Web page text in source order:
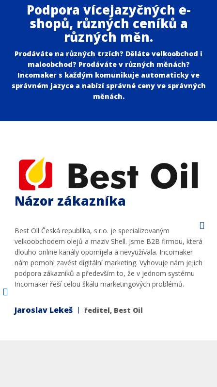
Podpora vícejazyčných e-
shopů, různých ceníků a
různých měn.
Prodáváte na různých trzích? Děláte velkoobchod i
maloobchod? Prodáváte v různých měnách?
Incomaker s každým komunikuje automaticky ve
správném jazyce a nabízí správné ceny ve správných
měnách.
Názor zákazníka
Best Oil Česká republika, s.r.o. je specializovaným
velkoobchodem olejů a maziv Shell. Jsme B2B firmou, která
dlouho online kanály opomíjela a nevyužívala. Incomaker
nám pomohl zavést digitální marketing. Vyhovuje nám jejich
podpora zákazníků a především to, že v jednom systému
Incomaker řeší celou škálu marketingových problémů.
Jaroslav Lekeš ︱ ředitel, Best Oil